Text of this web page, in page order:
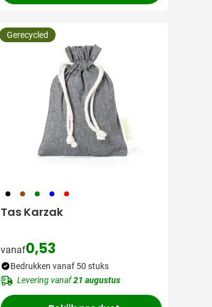
001 311 004 005 008
Tas Karzak
vanaf0,53
Gerecycled
Bedrukken vanaf 50 stuks
Levering vanaf21 augustus